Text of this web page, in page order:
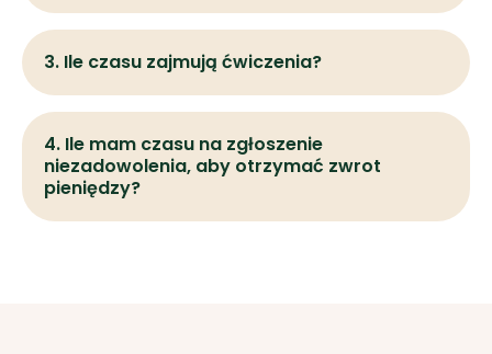
3. Ile czasu zajmują ćwiczenia?
4. Ile mam czasu na zgłoszenie
niezadowolenia, aby otrzymać zwrot
pieniędzy?